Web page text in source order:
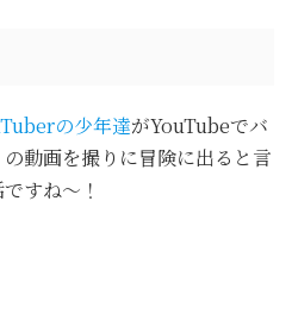
の少年達がYouTubeでバ
の動画を撮りに冒険に出ると言
すね～！